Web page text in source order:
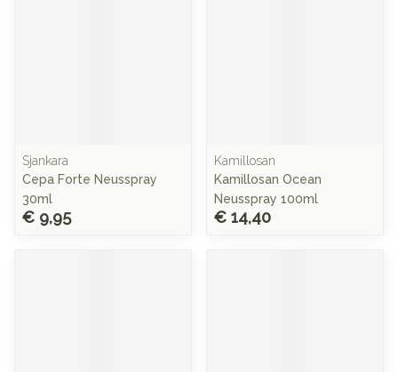
Sjankara
Cepa Forte Neusspray
30ml
€ 9,95
Kamillosan
Kamillosan Ocean
Neusspray 100ml
€ 14,40